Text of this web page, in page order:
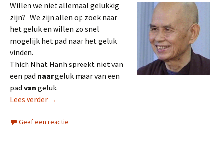
Willen we niet allemaal gelukkig
zijn? We zijn allen op zoek naar
het geluk en willen zo snel
mogelijk het pad naar het geluk
vinden.
Thich Nhat Hanh spreekt niet van
een pad naargeluk maar van een
pad van geluk.
Lees verder Het pad van geluk
→
Geef een reactie